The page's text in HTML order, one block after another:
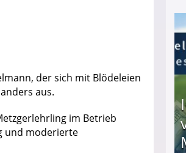
der sich mit Blödeleien
aus.
im Betrieb
und moderierte